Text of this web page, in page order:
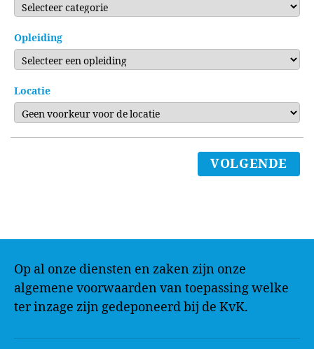
Opleiding
Locatie
VOLGENDE
Op al onze diensten en zaken zijn onze
algemene voorwaarden van toepassing welke
ter inzage zijn gedeponeerd bij de KvK.